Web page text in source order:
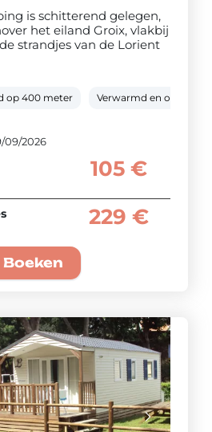
is schitterend gelegen,
het eiland Groix, vlakbij
strandjes van de Lorient
op 400 meter Verwarmd en overdekt
09/2026
105 €
229 €
Boeken